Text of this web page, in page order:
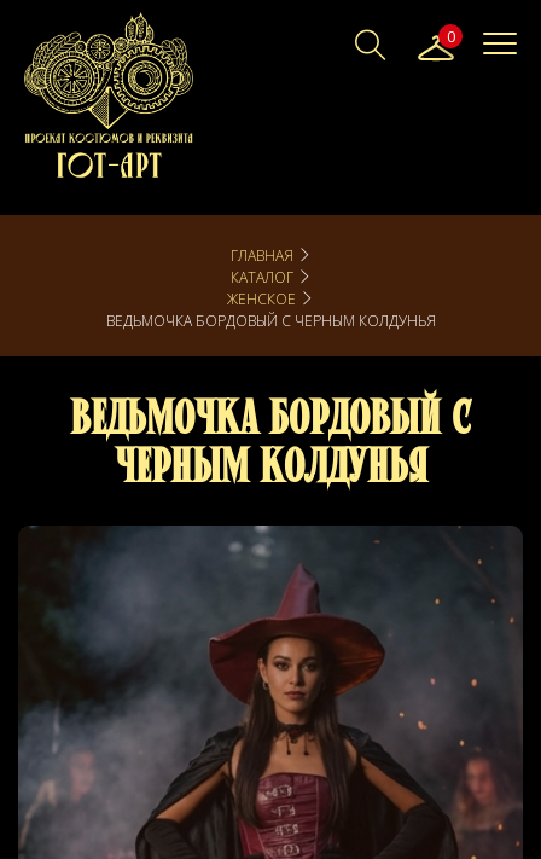
0
ГЛАВНАЯ
КАТАЛОГ
ЖЕНСКОЕ
ВЕДЬМОЧКА БОРДОВЫЙ С ЧЕРНЫМ КОЛДУНЬЯ
Ведьмочка Бордовый с
черным Колдунья